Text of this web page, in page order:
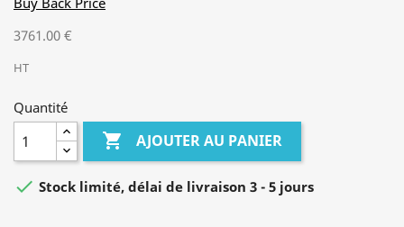
3761.00 €
HT
Quantité
 AJOUTER AU PANIER
 Stock limité, délai de livraison 3 - 5 jours